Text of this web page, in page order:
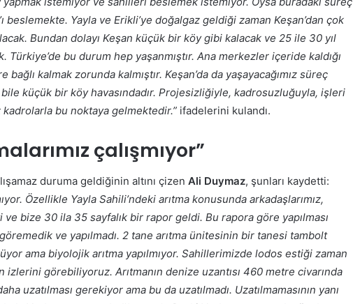
beslemekte. Yayla ve Erikli’ye doğalgaz geldiği zaman Keşan’dan çok
Bundan dolayı Keşan küçük bir köy gibi kalacak ve 25 ile 30 yıl
bu durum hep yaşanmıştır. Ana merkezler içeride kaldığı
kalmak zorunda kalmıştır. Keşan’da da yaşayacağımız süreç
küçük bir köy havasındadır. Projesizliğiyle, kadrosuzluğuyla, işleri
bu noktaya gelmektedir.” ifadelerini kulandı.
çalışmıyor”
duruma geldiğinin altını çizen Ali Duymaz, şunları kaydetti:
Özellikle Yayla Sahili’ndeki arıtma konusunda arkadaşlarımız,
bize 30 ila 35 sayfalık bir rapor geldi. Bu rapora göre yapılması
ve yapılmadı. 2 tane arıtma ünitesinin bir tanesi tambolt
ama biyolojik arıtma yapılmıyor. Sahillerimizde lodos estiği zaman
görebiliyoruz. Arıtmanın denize uzantısı 460 metre civarında
uzatılması gerekiyor ama bu da uzatılmadı. Uzatılmamasının yanı